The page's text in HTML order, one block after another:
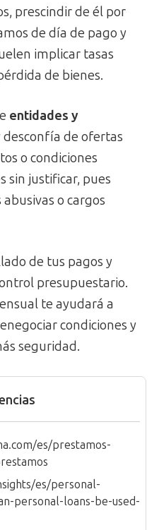
prescindir de él por
de día de pago y
implicar tasas
de bienes.
entidades y
desconfía de ofertas
o condiciones
sin justificar, pues
o cargos
de tus pagos y
presupuestario.
te ayudará a
condiciones y
seguridad.
es/prestamos-
es/personal-
personal-loans-be-used-